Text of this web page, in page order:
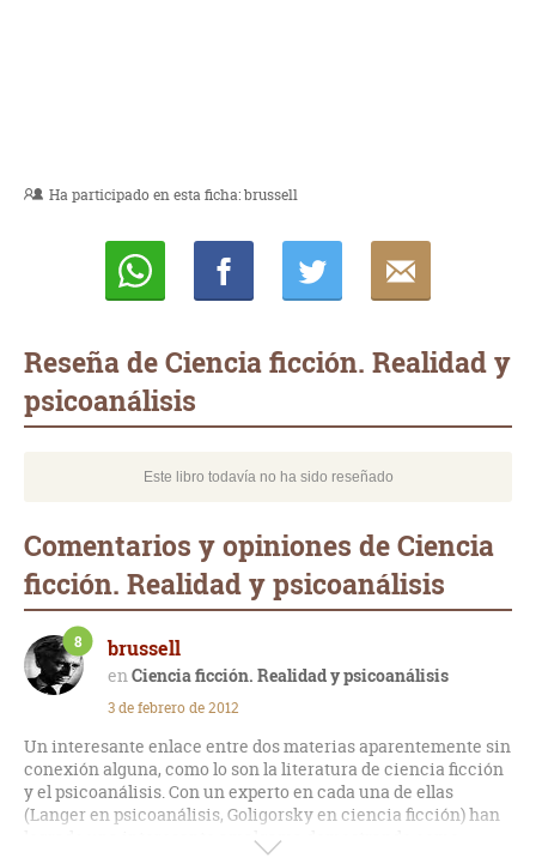
Ha participado en esta ficha:brussell
Reseña de Ciencia ficción. Realidad y
psicoanálisis
Este libro todavía no ha sido reseñado
Comentarios y opiniones de Ciencia
ficción. Realidad y psicoanálisis
brussell
Ciencia ficción. Realidad y psicoanálisis
8
3 de febrero de 2012
Un interesante enlace entre dos materias aparentemente sin
conexión alguna, como lo son la literatura de ciencia ficción
y el psicoanálisis. Con un experto en cada una de ellas
(Langer en psicoanálisis, Goligorsky en ciencia ficción) han
logrado una interesante amalgama demostrando como